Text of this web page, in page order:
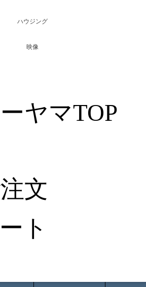
ヤマTOP
文
ト
ハウジング
映像